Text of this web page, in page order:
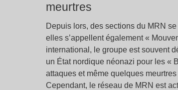
meurtres
Depuis lors, des sections du MRN
elles s’appellent également «
international, le groupe est souvent
un État nordique néonazi pour les «
attaques et même quelques
Cependant, le réseau de MRN est